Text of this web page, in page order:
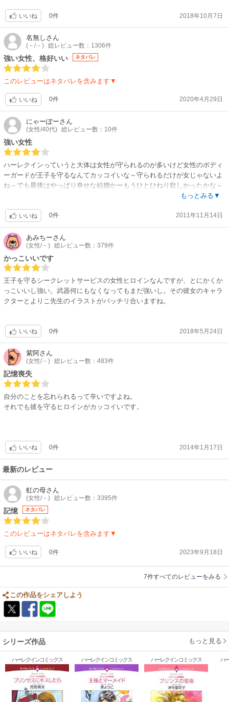
い人かなのと、上記のサービスでおまけして４にしました。
いいね 0件 2018年10月7日
名無し さん
(－/－) 総レビュー数：1306件
強い女性、格好いい ネタバレ
このレビューはネタバレを含みます▼
いいね 0件 2020年4月29日
にゃーぽーさん
(女性/40代) 総レビュー数：10件
強い女性
ハーレクインっていうと大体は女性が守られるのが多いけど女性のボディ
ーガードが王子を守るなんてカッコイいな～守られるだけが女じゃないよ
ね～でも最後はやっぱり幸せな結婚かーもうひとひねり欲しかったかな～
もっとみる▼
いいね 0件 2011年11月14日
あみちーさん
(女性/－) 総レビュー数：379件
かっこいいです
王子を守るシークレットサービスの女性ヒロインなんですが、とにかくか
っこいいし強い。武器何にもなくなってもまだ強いし。その彼女のキャラ
クターとよりこ先生のイラストがバッチリ合いますね。
いいね 0件 2018年5月24日
紫阿さん
(女性/－) 総レビュー数：483件
記憶喪失
自分のことを忘れられるって辛いですよね。
それでも彼を守るヒロインがカッコイいです。
いいね 0件 2014年1月17日
最新のレビュー
虹の母さん
(女性/－) 総レビュー数：3395件
記憶 ネタバレ
このレビューはネタバレを含みます▼
いいね 0件 2023年9月18日
7件すべてのレビューをみる
この作品をシェアしよう
シリーズ作品 もっと見る
ハーレクインコミックス ハーレクインコミックス ハーレクインコミックス ハ